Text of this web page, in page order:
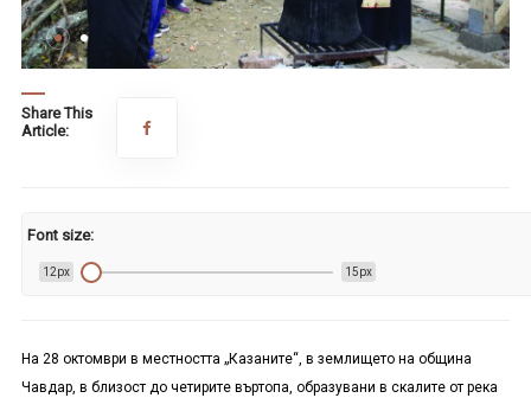
Share This
Article:
Font size:
12px 15px
На 28 октомври в местността „Казаните“, в землището на община
Чавдар, в близост до четирите въртопа, образувани в скалите от река